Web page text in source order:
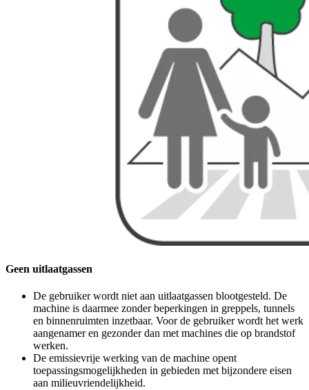
Geen uitlaatgassen
De gebruiker wordt niet aan uitlaatgassen blootgesteld. De
machine is daarmee zonder beperkingen in greppels, tunnels
en binnenruimten inzetbaar. Voor de gebruiker wordt het werk
aangenamer en gezonder dan met machines die op brandstof
werken.
De emissievrije werking van de machine opent
toepassingsmogelijkheden in gebieden met bijzondere eisen
aan milieuvriendelijkheid.